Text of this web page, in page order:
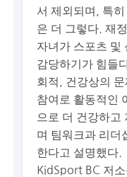
서 제외되며, 특히
은 더 그렇다. 재
자녀가 스포츠 및
감당하기가 힘들
회적, 건강상의
참여로 활동적인
으로 더 건강하고
며 팀워크과 리더
한다고 설명했다.
KidSport BC 저